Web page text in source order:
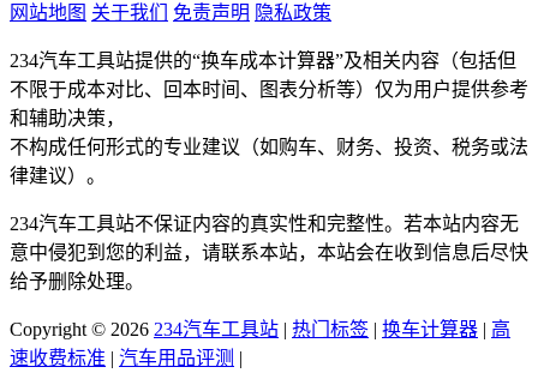
网站地图 关于我们 免责声明 隐私政策
234汽车工具站提供的“换车成本计算器”及相关内容（包括但
不限于成本对比、回本时间、图表分析等）仅为用户提供参考
和辅助决策，
不构成任何形式的专业建议（如购车、财务、投资、税务或法
律建议）。
234汽车工具站不保证内容的真实性和完整性。若本站内容无
意中侵犯到您的利益，请联系本站，本站会在收到信息后尽快
给予删除处理。
Copyright © 2026 234汽车工具站 | 热门标签 | 换车计算器 | 高
速收费标准 | 汽车用品评测 |